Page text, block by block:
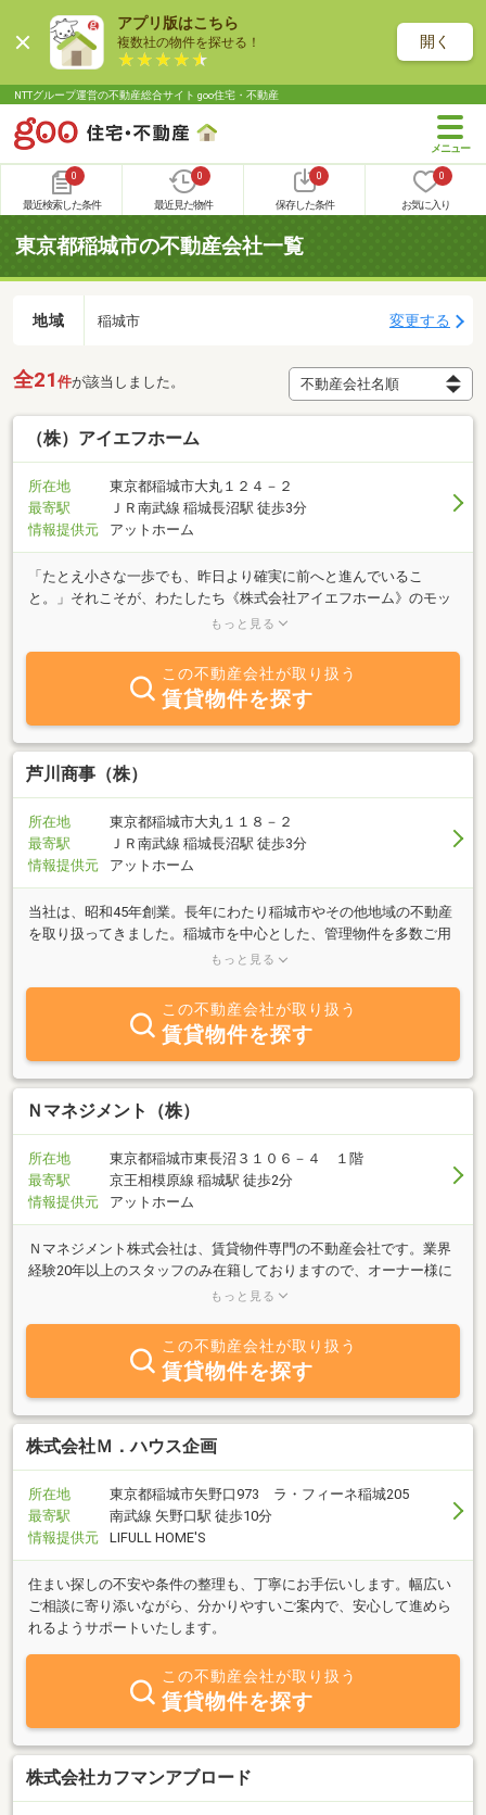
アプリ版はこちら
複数社の物件を探せる！ 開く
NTTグループ運営の不動産総合サイト goo住宅・不動産
0
最近検索した条件
0
最近見た物件
0
保存した条件
0
お気に入り
東京都稲城市の不動産会社一覧
地域 稲城市 変更する
全21 件が該当しました。
（株）アイエフホーム
所在地
東京都稲城市大丸１２４－２
最寄駅
ＪＲ南武線 稲城長沼駅 徒歩3分
情報提供元
アットホーム
「たとえ小さな一歩でも、昨日より確実に前へと進んでいるこ
と。」それこそが、わたしたち《株式会社アイエフホーム》のモッ
トーです。このホームページでは、皆さまのお役に立てるようタイ
もっと見る
この不動産会社が取り扱う
賃貸物件を探す
芦川商事（株）
所在地
東京都稲城市大丸１１８－２
最寄駅
ＪＲ南武線 稲城長沼駅 徒歩3分
情報提供元
アットホーム
当社は、昭和45年創業。長年にわたり稲城市やその他地域の不動産
を取り扱ってきました。稲城市を中心とした、管理物件を多数ご用
意いたしております。明るい店内で、スタッフが真心を込めてお部
まで。お気軽に当社までお問い合わせ下さい。
もっと見る
この不動産会社が取り扱う
賃貸物件を探す
Ｎマネジメント（株）
所在地
東京都稲城市東長沼３１０６－４ １階
最寄駅
京王相模原線 稲城駅 徒歩2分
情報提供元
アットホーム
Ｎマネジメント株式会社は、賃貸物件専門の不動産会社です。業界
経験20年以上のスタッフのみ在籍しておりますので、オーナー様に
最適なご提案、質の高いサービスを提供させていただきます！物件
もっと見る
この不動産会社が取り扱う
賃貸物件を探す
株式会社Ｍ．ハウス企画
所在地
東京都稲城市矢野口973 ラ・フィーネ稲城205
最寄駅
南武線 矢野口駅 徒歩10分
情報提供元
LIFULL HOME'S
住まい探しの不安や条件の整理も、丁寧にお手伝いします。幅広い
ご相談に寄り添いながら、分かりやすいご案内で、安心して進めら
れるようサポートいたします。
この不動産会社が取り扱う
賃貸物件を探す
株式会社カフマンアブロード